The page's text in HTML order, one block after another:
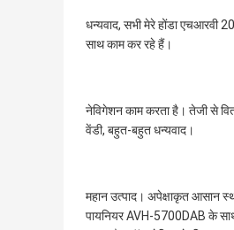
धन्यवाद, सभी मेरे होंडा एचआरवी
साथ काम कर रहे हैं।
नेविगेशन काम करता है। तेजी से
वेंडी, बहुत-बहुत धन्यवाद।
महान उत्पाद। अपेक्षाकृत आसान
पायनियर AVH-5700DAB के